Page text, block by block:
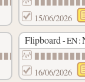
15/06/2026
Flipboard - EN :
16/06/2026